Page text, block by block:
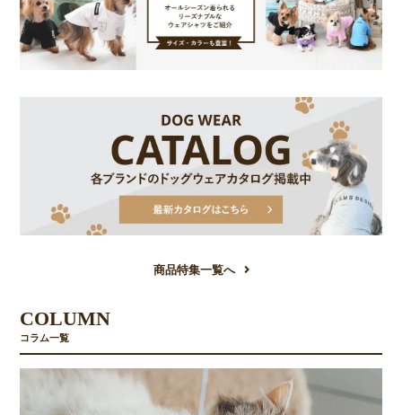
商品特集一覧へ
COLUMN
コラム一覧